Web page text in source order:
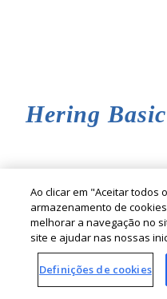
Hering
© Cia. Hering - Todos os direitos
Ao clicar em "Aceitar todos
armazenamento de
melhorar a navegação no
site e ajudar nas nossas
Definições de cookies